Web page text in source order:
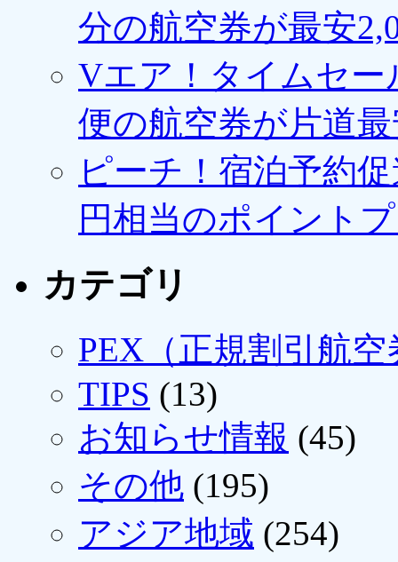
分の航空券が最安
Vエア！タイムセー
便の航空券が片道最
ピーチ！宿泊予約
円相当のポイント
カテゴリ
PEX（正規割引航空
TIPS (13)
お知らせ情報 (45)
その他 (195)
アジア地域 (254)